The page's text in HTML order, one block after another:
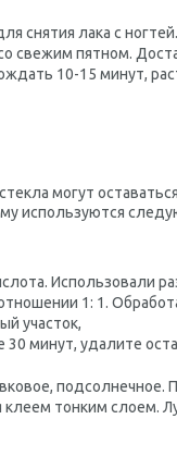
снятия лака с ногтей
свежим пятном.
10-15 минут,
могут
используются
. Использовали
1: 1.
участок,
минут, удалите
подсолнечное.
клеем тонким слоем.